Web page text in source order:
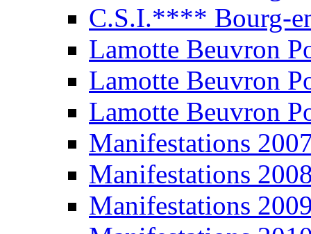
C.S.I.**** Bourg-
Lamotte Beuvron
Lamotte Beuvron
Lamotte Beuvron
Manifestations
Manifestations
Manifestations